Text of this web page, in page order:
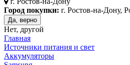
Город покупки: г. Ростов-на-Дону,
Да, верно
Нет, другой
Главная
Источники питания и свет
Аккумуляторы